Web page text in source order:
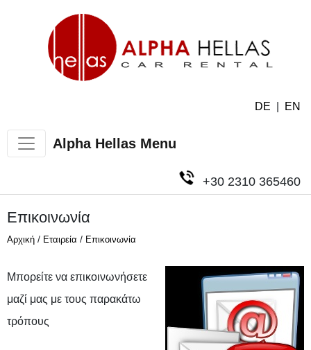
DE EN
Alpha Hellas Menu
+30 2310 365460
Επικοινωνία
Αρχική / Εταιρεία / Επικοινωνία
Μπορείτε να επικοινωνήσετε
μαζί μας με τους παρακάτω
τρόπους